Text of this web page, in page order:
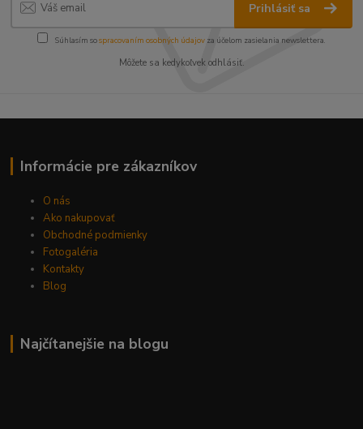
Prihlásiť sa
Súhlasím sospracovaním osobných údajov za účelom zasielania newslettera.
Môžete sa kedykoľvek odhlásiť.
Informácie pre zákazníkov
O nás
Ako nakupovať
Obchodné podmienky
Fotogaléria
Kontakty
Blog
Najčítanejšie na blogu